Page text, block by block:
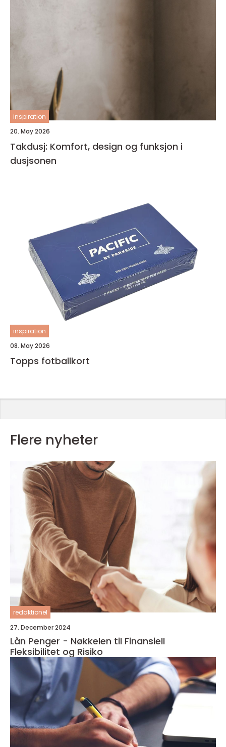
inspiration
20. May 2026
Takdusj: Komfort, design og funksjon i
dusjsonen
inspiration
08. May 2026
Topps fotballkort
Flere nyheter
redaktionel
27. December 2024
Lån Penger - Nøkkelen til Finansiell
Fleksibilitet og Risiko